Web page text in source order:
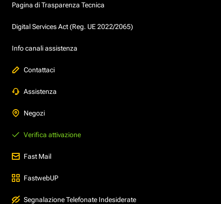
Pagina di Trasparenza Tecnica
Digital Services Act (Reg. UE 2022/2065)
Info canali assistenza
Contattaci
Assistenza
Negozi
Verifica attivazione
Fast Mail
FastwebUP
Segnalazione Telefonate Indesiderate